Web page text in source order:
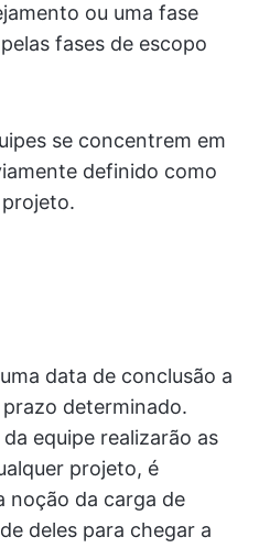
ou uma fase
fases de escopo
se concentrem em
definido como
data de conclusão a
determinado.
equipe realizarão as
projeto, é
noção da carga de
deles para chegar a